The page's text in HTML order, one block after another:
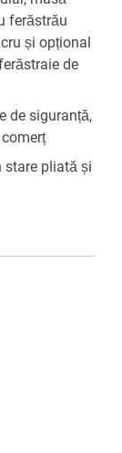
ferăstrău
și opțional
de
de siguranță,
stare pliată și